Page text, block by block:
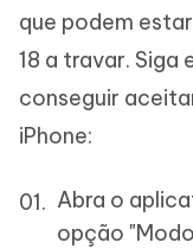
que podem
18 a travar. Siga
conseguir
iPhone:
Abra o
opção